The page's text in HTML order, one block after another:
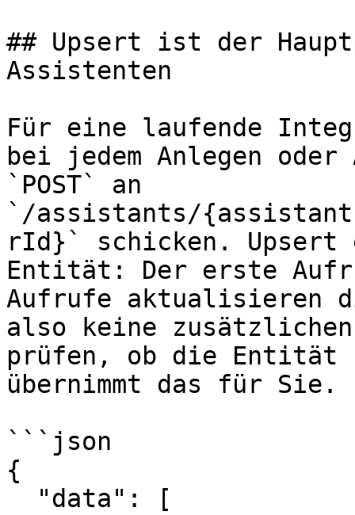
## Upsert ist der
Assistenten
Für eine laufende
bei jedem Anlegen
`POST` an
`/assistants/
rId}` schicken. Upsert
Entität: Der erste
Aufrufe aktualisieren
also keine zusätzlichen
prüfen, ob die
übernimmt das für Sie.
```json
{